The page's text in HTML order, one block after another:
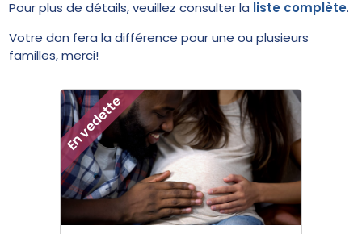
Pour plus de détails, veuillez consulter la liste complète.
Votre don fera la différence pour une ou plusieurs
familles, merci!